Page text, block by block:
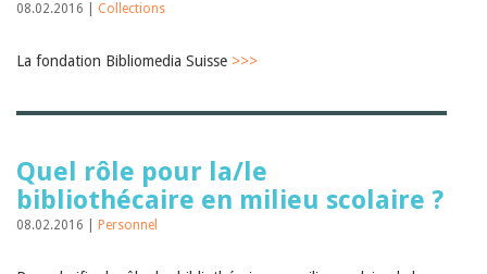
08.02.2016 | Collections
La fondation Bibliomedia Suisse >>>
Quel rôle pour la/le
bibliothécaire en milieu scolaire ?
08.02.2016 | Personnel